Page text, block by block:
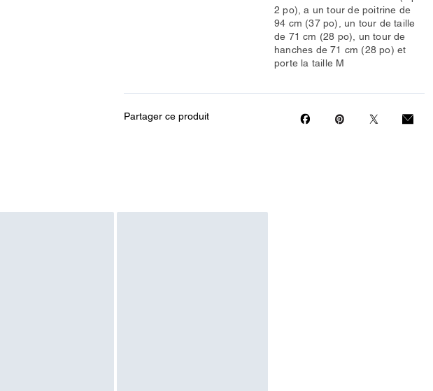
2 po), a un tour de poitrine de
94 cm (37 po), un tour de taille
de 71 cm (28 po), un tour de
hanches de 71 cm (28 po) et
porte la taille M
Partager ce produit